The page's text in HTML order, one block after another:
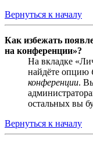
Вернуться к началу
Как избежать
на конференции»?
На вкладке
найдёте опцию
конференции.
остальных вы
Вернуться к началу